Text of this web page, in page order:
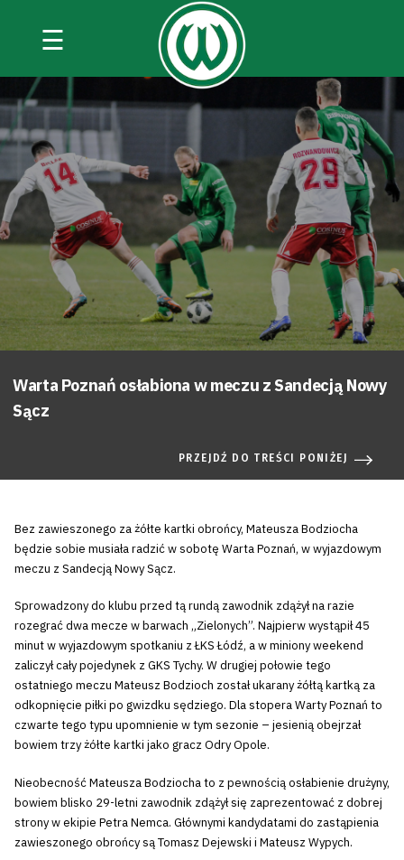
☰
Warta Poznań osłabiona w meczu z Sandecją Nowy
Sącz
PRZEJDŹ DO TREŚCI PONIŻEJ
Bez zawieszonego za żółte kartki obrońcy, Mateusza Bodziocha
będzie sobie musiała radzić w sobotę Warta Poznań, w wyjazdowym
meczu z Sandecją Nowy Sącz.
Sprowadzony do klubu przed tą rundą zawodnik zdążył na razie
rozegrać dwa mecze w barwach „Zielonych”. Najpierw wystąpił 45
minut w wyjazdowym spotkaniu z ŁKS Łódź, a w miniony weekend
zaliczył cały pojedynek z GKS Tychy. W drugiej połowie tego
ostatniego meczu Mateusz Bodzioch został ukarany żółtą kartką za
odkopnięcie piłki po gwizdku sędziego. Dla stopera Warty Poznań to
czwarte tego typu upomnienie w tym sezonie – jesienią obejrzał
bowiem trzy żółte kartki jako gracz Odry Opole.
Nieobecność Mateusza Bodziocha to z pewnością osłabienie drużyny,
bowiem blisko 29-letni zawodnik zdążył się zaprezentować z dobrej
strony w ekipie Petra Nemca. Głównymi kandydatami do zastąpienia
zawieszonego obrońcy są Tomasz Dejewski i Mateusz Wypych.